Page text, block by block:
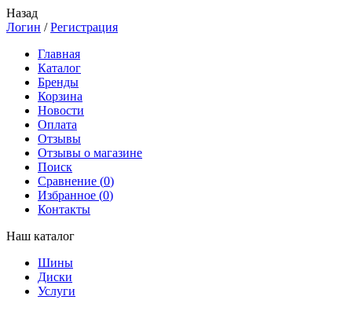
Назад
Логин /Регистрация
Главная
Каталог
Бренды
Корзина
Новости
Оплата
Отзывы
Отзывы о магазине
Поиск
Сравнение (0)
Избранное (0)
Контакты
Наш каталог
Шины
Диски
Услуги